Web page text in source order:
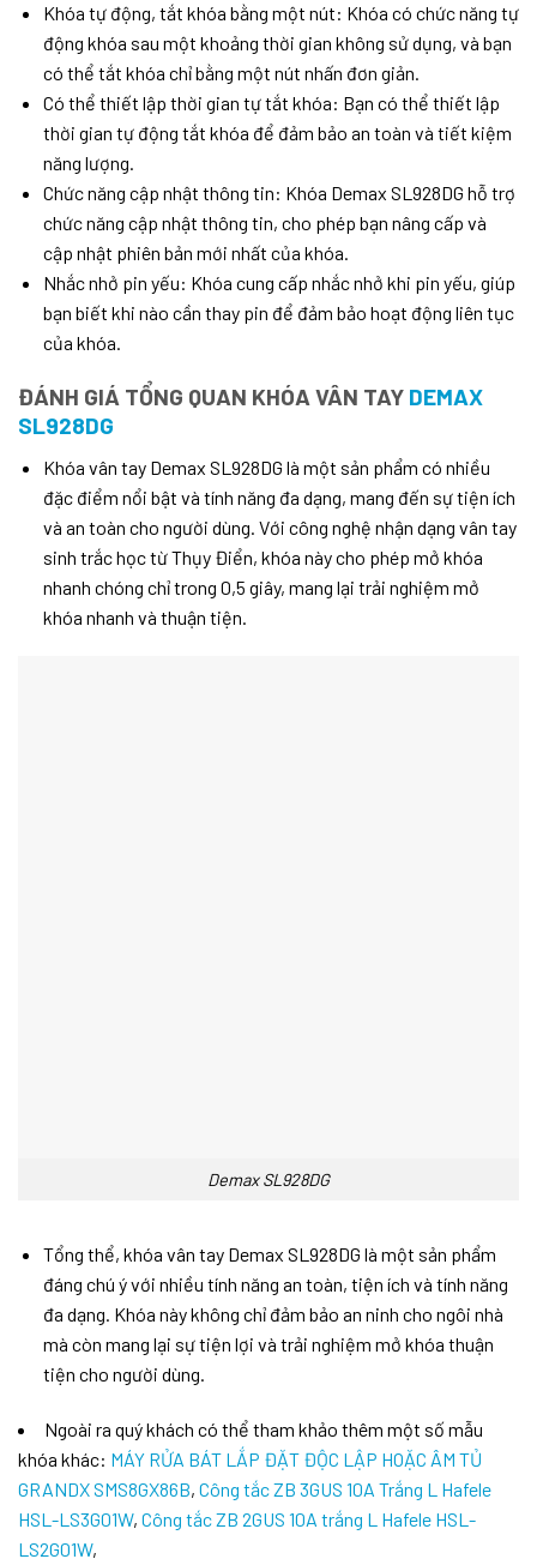
Khóa tự động, tắt khóa bằng một nút: Khóa có chức năng tự
động khóa sau một khoảng thời gian không sử dụng, và bạn
có thể tắt khóa chỉ bằng một nút nhấn đơn giản.
Có thể thiết lập thời gian tự tắt khóa: Bạn có thể thiết lập
thời gian tự động tắt khóa để đảm bảo an toàn và tiết kiệm
năng lượng.
Chức năng cập nhật thông tin: Khóa Demax SL928DG hỗ trợ
chức năng cập nhật thông tin, cho phép bạn nâng cấp và
cập nhật phiên bản mới nhất của khóa.
Nhắc nhở pin yếu: Khóa cung cấp nhắc nhở khi pin yếu, giúp
bạn biết khi nào cần thay pin để đảm bảo hoạt động liên tục
của khóa.
ĐÁNH GIÁ TỔNG QUAN KHÓA VÂN TAY DEMAX
SL928DG
Khóa vân tay Demax SL928DG là một sản phẩm có nhiều
đặc điểm nổi bật và tính năng đa dạng, mang đến sự tiện ích
và an toàn cho người dùng. Với công nghệ nhận dạng vân tay
sinh trắc học từ Thụy Điển, khóa này cho phép mở khóa
nhanh chóng chỉ trong 0,5 giây, mang lại trải nghiệm mở
khóa nhanh và thuận tiện.
Demax SL928DG
Tổng thể, khóa vân tay Demax SL928DG là một sản phẩm
đáng chú ý với nhiều tính năng an toàn, tiện ích và tính năng
đa dạng. Khóa này không chỉ đảm bảo an ninh cho ngôi nhà
mà còn mang lại sự tiện lợi và trải nghiệm mở khóa thuận
tiện cho người dùng.
Ngoài ra quý khách có thể tham khảo thêm một số mẫu
khóa khác: MÁY RỬA BÁT LẮP ĐẶT ĐỘC LẬP HOẶC ÂM TỦ
GRANDX SMS8GX86B, Công tắc ZB 3GUS 10A Trắng L Hafele
HSL-LS3G01W, Công tắc ZB 2GUS 10A trắng L Hafele HSL-
LS2G01W,